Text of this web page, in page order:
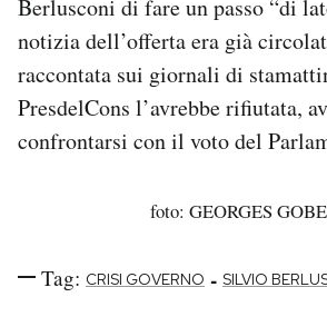
Berlusconi di fare un passo “di
notizia dell’offerta era già
raccontata sui giornali di
PresdelCons l’avrebbe rifiutata,
confrontarsi con il voto del
foto: GEORGES
Tag: CRISI GOVERNO - SILVIO